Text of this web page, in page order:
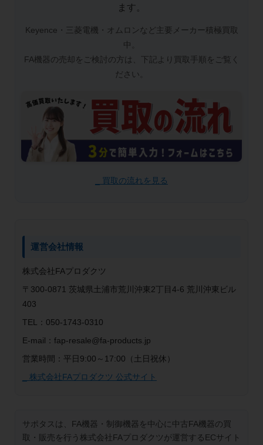
ます。
Keyence・三菱電機・オムロンなど主要メーカー積極買取
中。
FA機器の売却をご検討の方は、下記より買取手順をご覧く
ださい。
_ 買取の流れを見る
運営会社情報
株式会社FAプロダクツ
〒300-0871 茨城県土浦市荒川沖東2丁目4-6 荒川沖東ビル
403
TEL：050-1743-0310
E-mail：fap-resale@fa-products.jp
営業時間：平日9:00～17:00（土日祝休）
_ 株式会社FAプロダクツ 公式サイト
サポタスは、FA機器・制御機器を中心に中古FA機器の買
取・販売を行う株式会社FAプロダクツが運営するECサイト